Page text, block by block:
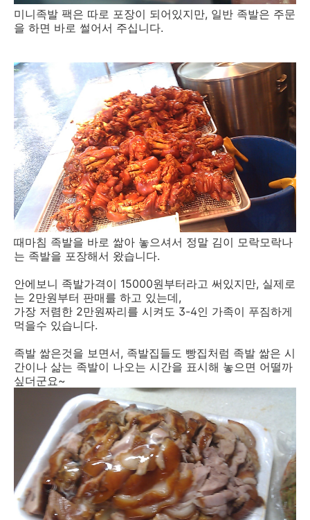
미니족발 팩은 따로 포장이 되어있지만, 일반 족발은 주문
을 하면 바로 썰어서 주십니다.
때마침 족발을 바로 쌂아 놓으셔서 정말 김이 모락모락나
는 족발을 포장해서 왔습니다.
안에보니 족발가격이 15000원부터라고 써있지만, 실제로
는 2만원부터 판매를 하고 있는데,
가장 저렴한 2만원짜리를 시켜도 3-4인 가족이 푸짐하게
먹을수 있습니다.
족발 쌂은것을 보면서, 족발집들도 빵집처럼 족발 쌂은 시
간이나 삶는 족발이 나오는 시간을 표시해 놓으면 어떨까
싶더군요~